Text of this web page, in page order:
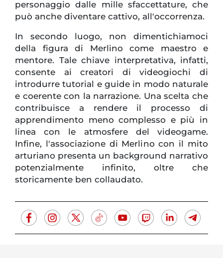
personaggio dalle mille sfaccettature, che
può anche diventare cattivo, all'occorrenza.
In secondo luogo, non dimentichiamoci
della figura di Merlino come maestro e
mentore. Tale chiave interpretativa, infatti,
consente ai creatori di videogiochi di
introdurre tutorial e guide in modo naturale
e coerente con la narrazione. Una scelta che
contribuisce a rendere il processo di
apprendimento meno complesso e più in
linea con le atmosfere del videogame.
Infine, l'associazione di Merlino con il mito
arturiano presenta un background narrativo
potenzialmente infinito, oltre che
storicamente ben collaudato.